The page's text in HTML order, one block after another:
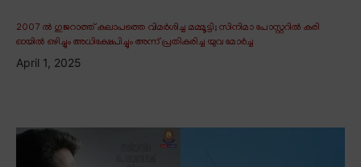
2007 ൽ ഗുജറാത്ത് കലാപത്തെ വിമർശിച്ച മമ്മൂട്ടി; സിനിമാ പോസ്റ്ററിൽ കരി
ഓയിൽ ഒഴിച്ചും അധിക്ഷേപിച്ചും അന്ന് പ്രതികരിച്ച യുവ മോർച്ച
April 1, 2025